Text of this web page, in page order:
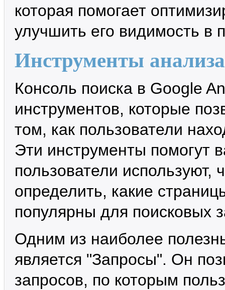
которая помогает
улучшить его видимость в
Инструменты
Консоль поиска в Google
инструментов, которые
том, как пользователи
Эти инструменты помогут
пользователи используют,
определить, какие
популярны для поисковых
Одним из наиболее
является "Запросы". Он
запросов, по которым